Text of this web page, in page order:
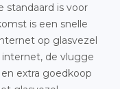
standaard is voor
is een snelle
op glasvezel
de vlugge
extra goedkoop